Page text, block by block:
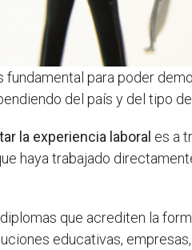
para poder
del país y del tipo de
la experiencia laboral es a
haya trabajado
que acrediten la
educativas,